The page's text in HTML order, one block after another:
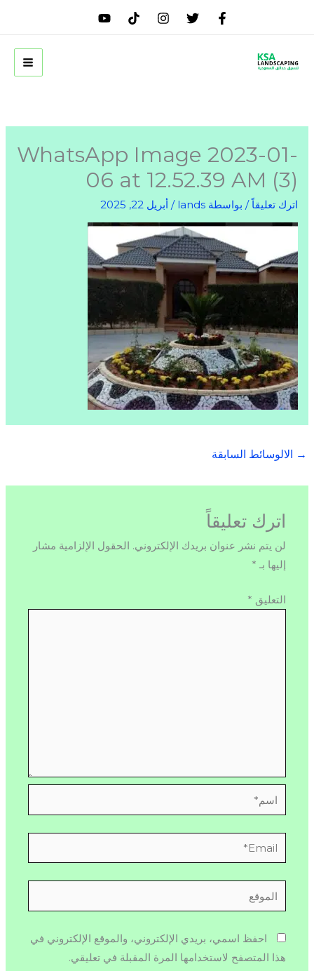
WhatsApp Image 2023-01-
06 at 12.52.39 AM (3)
اترك تعليقاً / بواسطة lands
/أبريل 22, 2025
→ الالوسائط السابقة
اترك تعليقاً
لن يتم نشر عنوان بريدك الإلكتروني. الحقول الإلزامية مشار
إليها بـ *
التعليق *
اسم*
Email*
الموقع
احفظ اسمي، بريدي الإلكتروني، والموقع الإلكتروني في
هذا المتصفح لاستخدامها المرة المقبلة في تعليقي.